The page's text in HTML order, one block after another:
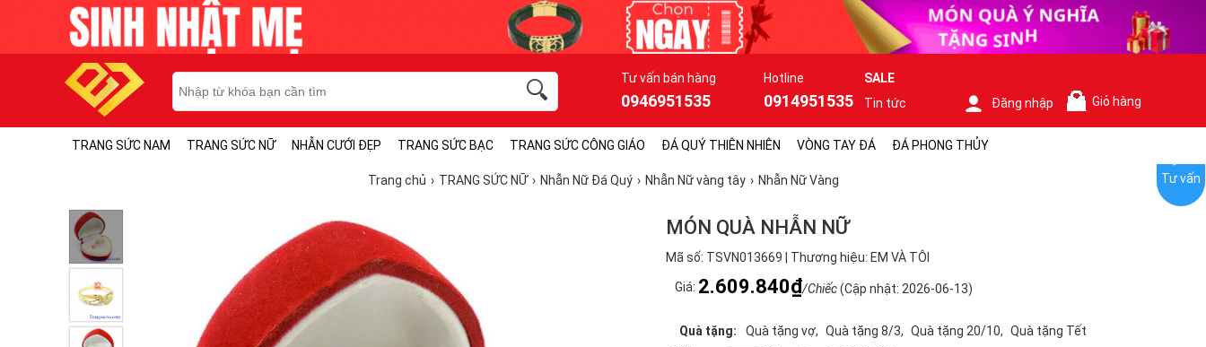
Tư vấn bán hàng
0946951535
Hotline
0914951535
SALE
Tin tức
Đăng nhập Giỏ hàng
TRANG SỨC NAM TRANG SỨC NỮ NHẪN CƯỚI ĐẸP TRANG SỨC BẠC TRANG SỨC CÔNG GIÁO ĐÁ QUÝ THIÊN NHIÊN VÒNG TAY ĐÁ ĐÁ PHONG THỦY
Trang chủ TRANG SỨC NỮ Nhẫn Nữ Đá Quý Nhẫn Nữ vàng tây Nhẫn Nữ Vàng
MÓN QUÀ NHẪN NỮ
Mã số: TSVN013669 | Thương hiệu: EM VÀ TÔI
Giá: 2.609.840₫/Chiếc(Cập nhật: 2026-06-13)
Quà tặng: Quà tặng vợ Quà tặng 8/3 Quà tặng 20/10
Quà tặng Tết
Tư vấn